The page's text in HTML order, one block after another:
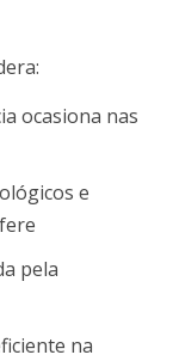
ocasiona nas
e
pela
na